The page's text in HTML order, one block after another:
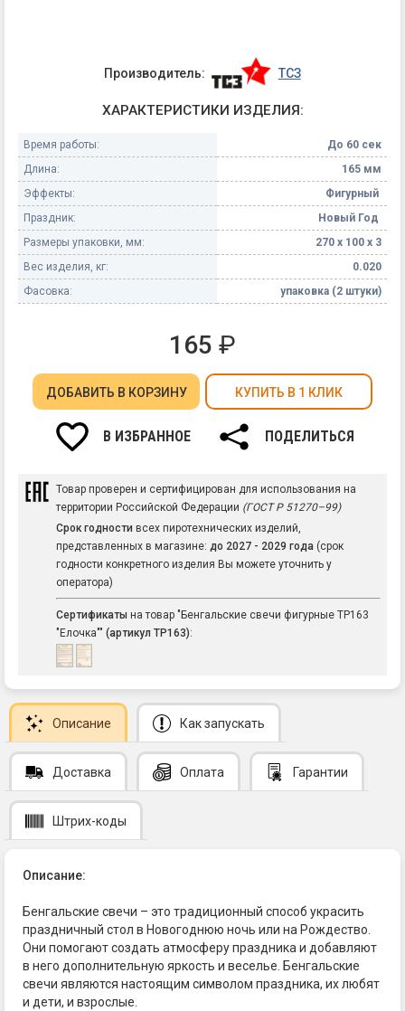
Производитель: ТСЗ
ХАРАКТЕРИСТИКИ ИЗДЕЛИЯ:
Время работы:
До 60 сек
Длина:
165 мм
Эффекты:
Фигурный
Праздник:
Новый Год
Размеры упаковки, мм:
270 х 100 х 3
Вес изделия, кг:
0.020
Фасовка:
упаковка (2 штуки)
165 ₽
ДОБАВИТЬ В КОРЗИНУ КУПИТЬ В 1 КЛИК
В ИЗБРАННОЕ ПОДЕЛИТЬСЯ
Товар проверен и сертифицирован для использования на
территории Российской Федерации (ГОСТ Р 51270–99)
Срок годности всех пиротехнических изделий,
представленных в магазине: до 2027 - 2029 года (срок
годности конкретного изделия Вы можете уточнить у
оператора)
Сертификаты на товар "Бенгальские свечи фигурные ТР163
"Елочка"" (артикул ТР163):
Описание Как запускать
Доставка Оплата Гарантии
Штрих-коды
Описание:
Бенгальские свечи – это традиционный способ украсить
праздничный стол в Новогоднюю ночь или на Рождество.
Они помогают создать атмосферу праздника и добавляют
в него дополнительную яркость и веселье. Бенгальские
свечи являются настоящим символом праздника, их любят
и дети, и взрослые.